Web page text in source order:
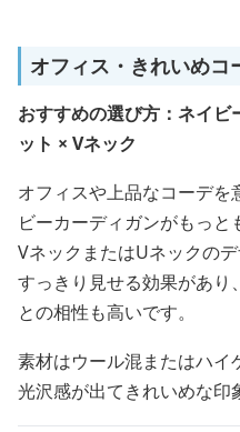
オフィス・きれいめコ
おすすめの選び方：ネイ
ット × Vネック
オフィスや上品なコーデを
ビーカーディガンがもっと
VネックまたはUネックの
すっきり見せる効果があり
との相性も高いです。
素材はウール混またはハイ
光沢感が出てきれいめな印